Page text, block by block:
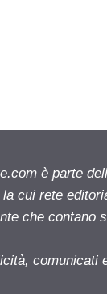
è parte
cui rete
che contano
comunicati